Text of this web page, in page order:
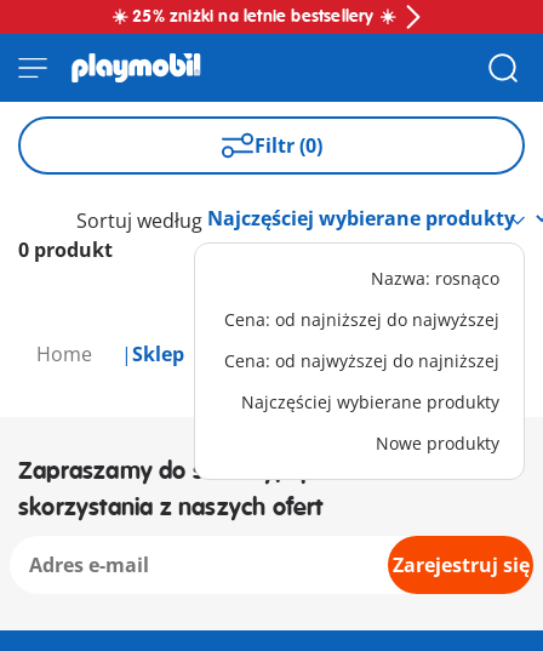
☀️ 25% zniżki na letnie bestsellery ☀️
Home Sklep
Filtr (0)
0 produkt
Sortuj według
Nazwa: rosnąco
Cena: od najniższej do najwyższej
Cena: od najwyższej do najniższej
Najczęściej wybierane produkty
Nowe produkty
Zapraszamy do subskrypcji newslettera i
skorzystania z naszych ofert
Zarejestruj się